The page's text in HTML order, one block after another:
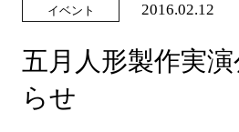
イベント 2016.02.12
五月人形製作実
らせ